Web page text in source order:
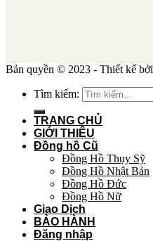
Bản quyền © 2023 - Thiết kế bởi
Tìm kiếm:
TRANG CHỦ
GIỚI THIỆU
Đồng hồ Cũ
Đồng Hồ Thụy Sỹ
Đồng Hồ Nhật Bản
Đồng Hồ Đức
Đồng Hồ Nữ
Giao Dịch
BẢO HÀNH
Đăng nhập